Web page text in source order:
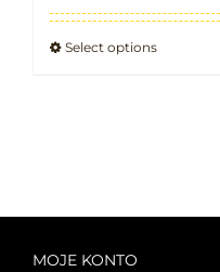
Select options
MOJE KONTO